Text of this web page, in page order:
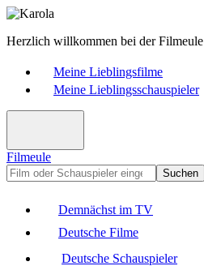
Herzlich willkommen bei der Filmeule
Meine Lieblingsfilme
Meine Lieblingsschauspieler
Filmeule
Suchen
Demnächst im TV
Deutsche Filme
Deutsche Schauspieler